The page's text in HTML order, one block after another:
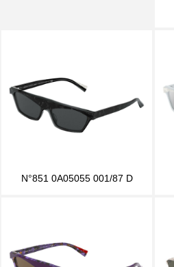
N°851 0A05055 001/87 D